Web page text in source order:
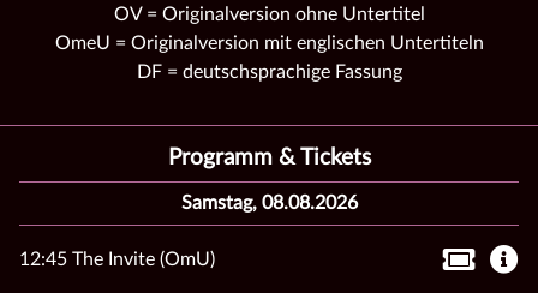
OV = Originalversion ohne Untertitel
OmeU = Originalversion mit englischen Untertiteln
DF = deutschsprachige Fassung
Programm & Tickets
Samstag, 08.08.2026
12:45 The Invite (OmU)